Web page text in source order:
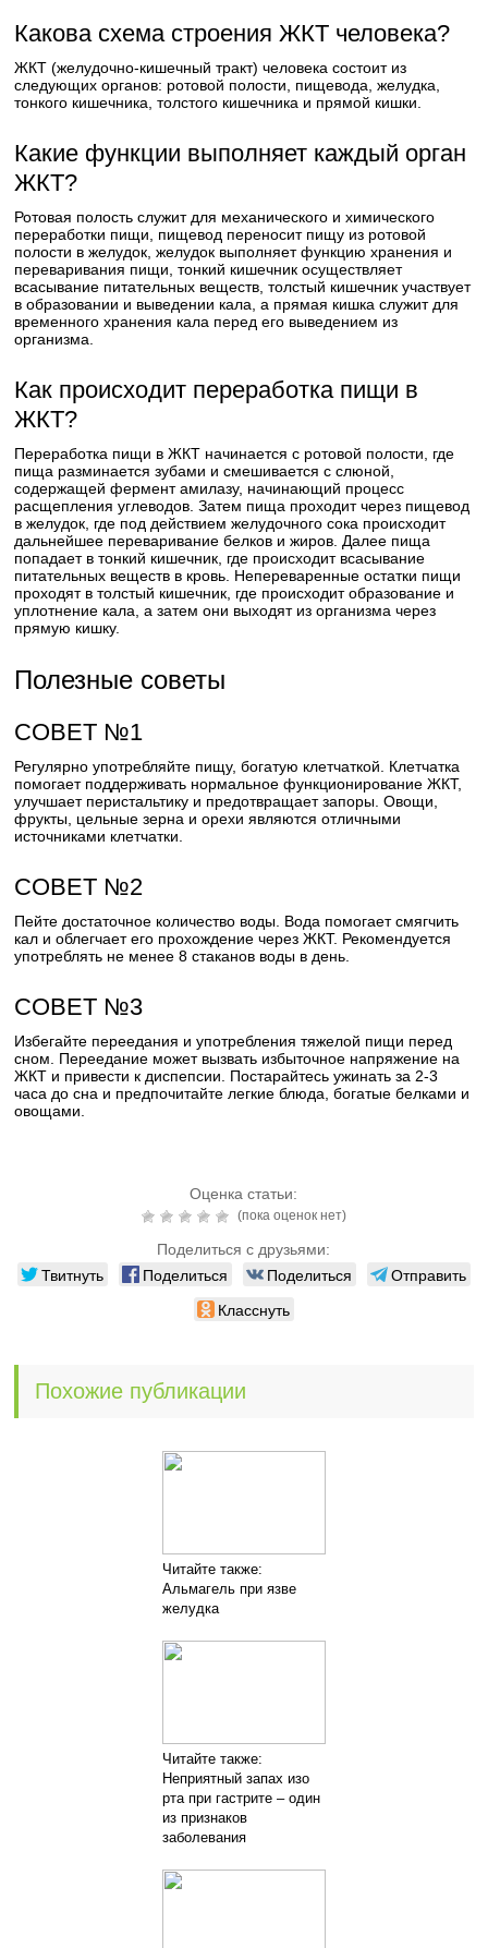
Какова схема строения ЖКТ человека?
ЖКТ (желудочно-кишечный тракт) человека состоит из
следующих органов: ротовой полости, пищевода, желудка,
тонкого кишечника, толстого кишечника и прямой кишки.
Какие функции выполняет каждый орган
ЖКТ?
Ротовая полость служит для механического и химического
переработки пищи, пищевод переносит пищу из ротовой
полости в желудок, желудок выполняет функцию хранения и
переваривания пищи, тонкий кишечник осуществляет
всасывание питательных веществ, толстый кишечник участвует
в образовании и выведении кала, а прямая кишка служит для
временного хранения кала перед его выведением из
организма.
Как происходит переработка пищи в
ЖКТ?
Переработка пищи в ЖКТ начинается с ротовой полости, где
пища разминается зубами и смешивается с слюной,
содержащей фермент амилазу, начинающий процесс
расщепления углеводов. Затем пища проходит через пищевод
в желудок, где под действием желудочного сока происходит
дальнейшее переваривание белков и жиров. Далее пища
попадает в тонкий кишечник, где происходит всасывание
питательных веществ в кровь. Непереваренные остатки пищи
проходят в толстый кишечник, где происходит образование и
уплотнение кала, а затем они выходят из организма через
прямую кишку.
Полезные советы
СОВЕТ №1
Регулярно употребляйте пищу, богатую клетчаткой. Клетчатка
помогает поддерживать нормальное функционирование ЖКТ,
улучшает перистальтику и предотвращает запоры. Овощи,
фрукты, цельные зерна и орехи являются отличными
источниками клетчатки.
СОВЕТ №2
Пейте достаточное количество воды. Вода помогает смягчить
кал и облегчает его прохождение через ЖКТ. Рекомендуется
употреблять не менее 8 стаканов воды в день.
СОВЕТ №3
Избегайте переедания и употребления тяжелой пищи перед
сном. Переедание может вызвать избыточное напряжение на
ЖКТ и привести к диспепсии. Постарайтесь ужинать за 2-3
часа до сна и предпочитайте легкие блюда, богатые белками и
овощами.
Оценка статьи:
(пока оценок нет)
Поделиться с друзьями:
Твитнуть Поделиться Поделиться
Отправить
Класснуть
Похожие публикации
Читайте также:
Альмагель при язве
желудка
Читайте также:
Неприятный запах изо
рта при гастрите – один
из признаков
заболевания